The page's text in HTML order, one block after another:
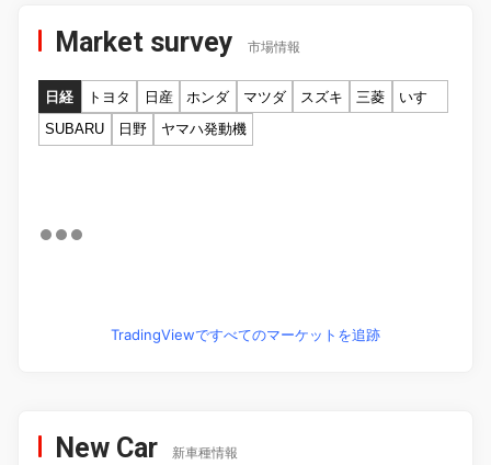
Market survey 市場情報
日経 トヨタ 日産 ホンダ マツダ スズキ 三菱
いすゞ
SUBARU
日野 ヤマハ発動機
TradingViewですべてのマーケットを追跡
New Car 新車種情報